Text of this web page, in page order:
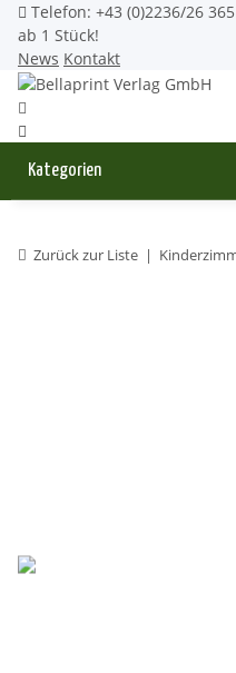
Telefon: +43 (0)2236/26 365
ab 1 Stück!
News Kontakt
Kategorien
Zurück zur Liste